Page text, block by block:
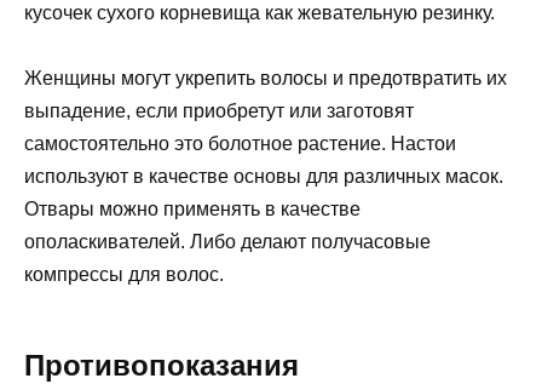
кусочек сухого корневища как жевательную резинку.
Женщины могут укрепить волосы и предотвратить их
выпадение, если приобретут или заготовят
самостоятельно это болотное растение. Настои
используют в качестве основы для различных масок.
Отвары можно применять в качестве
ополаскивателей. Либо делают получасовые
компрессы для волос.
Противопоказания